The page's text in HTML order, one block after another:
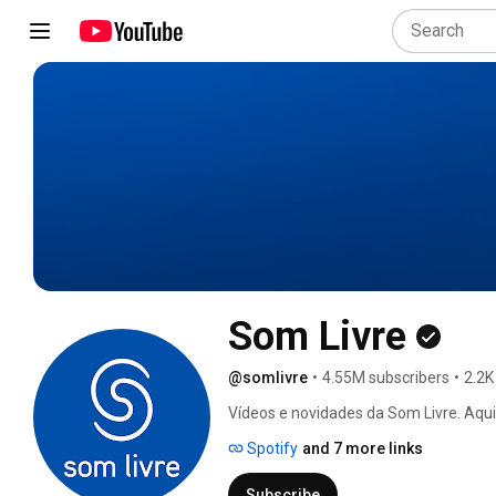
Som Livre
@somlivre • 4.55M subscribers •
Vídeos e novidades da Som Livre.
Spotify and 7 more links